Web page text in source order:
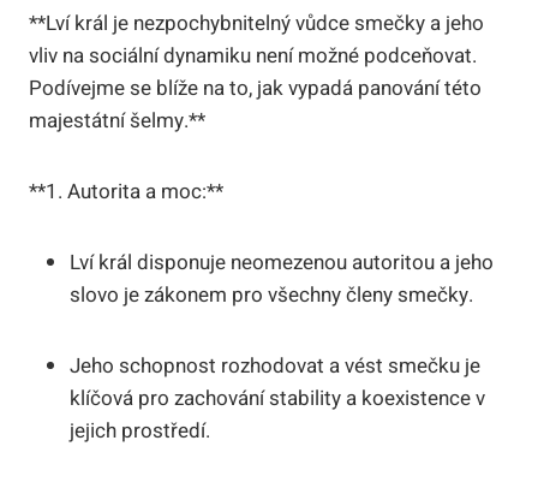
**Lví král je nezpochybnitelný vůdce smečky a jeho
vliv na sociální dynamiku není možné podceňovat.
Podívejme se blíže na to, jak vypadá panování této
majestátní šelmy.**
**1. Autorita a moc:**
Lví král disponuje neomezenou autoritou a jeho
slovo je zákonem pro všechny členy smečky.
Jeho schopnost rozhodovat a vést smečku je
klíčová pro zachování stability a koexistence v
jejich prostředí.